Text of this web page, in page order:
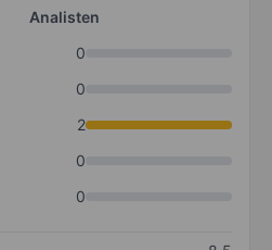
Analisten
0
0
2
0
0